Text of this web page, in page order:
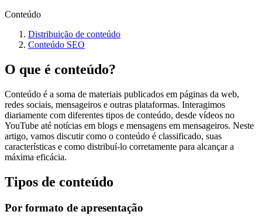
Conteúdo
Distribuição de conteúdo
Conteúdo SEO
O que é conteúdo?
Conteúdo é a soma de materiais publicados em páginas da web,
redes sociais, mensageiros e outras plataformas. Interagimos
diariamente com diferentes tipos de conteúdo, desde vídeos no
YouTube até notícias em blogs e mensagens em mensageiros. Neste
artigo, vamos discutir como o conteúdo é classificado, suas
características e como distribuí-lo corretamente para alcançar a
máxima eficácia.
Tipos de conteúdo
Por formato de apresentação